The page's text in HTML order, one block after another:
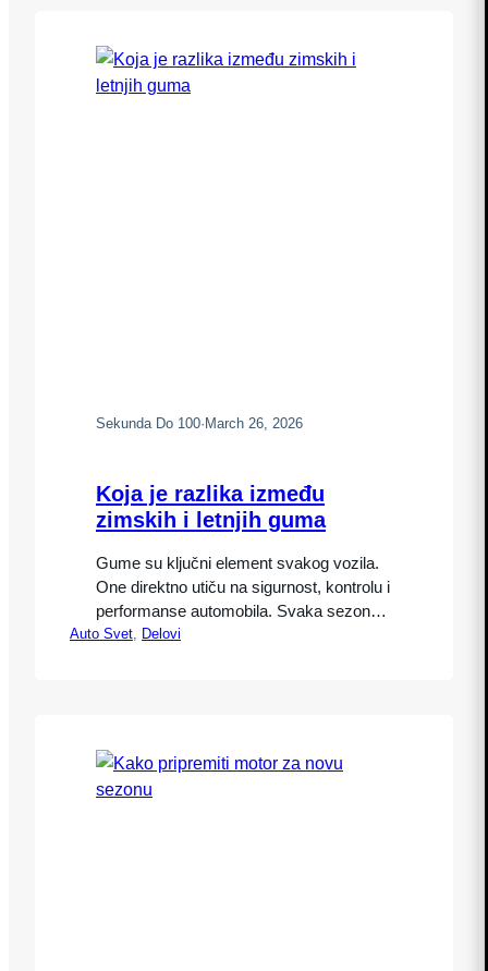
temperaturu, vozači moraju voditi
računa…
Sekunda Do 100· March 26, 2026
Koja je razlika između
zimskih i letnjih guma
Gume su ključni element svakog vozila.
One direktno utiču na sigurnost, kontrolu i
performanse automobila. Svaka sezona
nosi specifične zahteve, a razlika između
održavanja. Razumevanje razlika između
vozačima…
Auto Svet Delovi